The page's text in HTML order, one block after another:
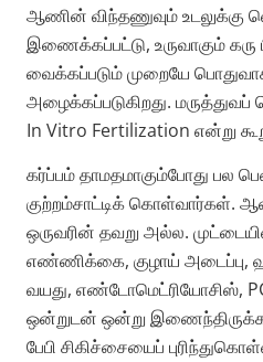
ஆணின் விந்தணுவும் உடலுக்கு
இணைக்கப்பட்டு, உருவாகும்
வைக்கப்படும் முறையே
அழைக்கப்படுகிறது.
In Vitro Fertilization என்று
கர்ப்பம் தாமதமாகும்போது
குற்றம்சாட்டிக் கொள்வார்கள்.
ஒருவரின் தவறு அல்ல.
எண்ணிக்கை, குழாய் அடைப்பு,
வயது, எண்டோமெட்ரியோசிஸ்,
ஒன்றுடன் ஒன்று
பேபி சிகிச்சையைப்